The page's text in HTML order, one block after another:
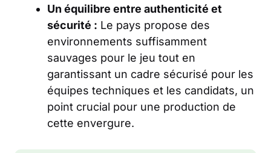
Un équilibre entre authenticité et
sécurité : Le pays propose des
environnements suffisamment
sauvages pour le jeu tout en
garantissant un cadre sécurisé pour les
équipes techniques et les candidats, un
point crucial pour une production de
cette envergure.